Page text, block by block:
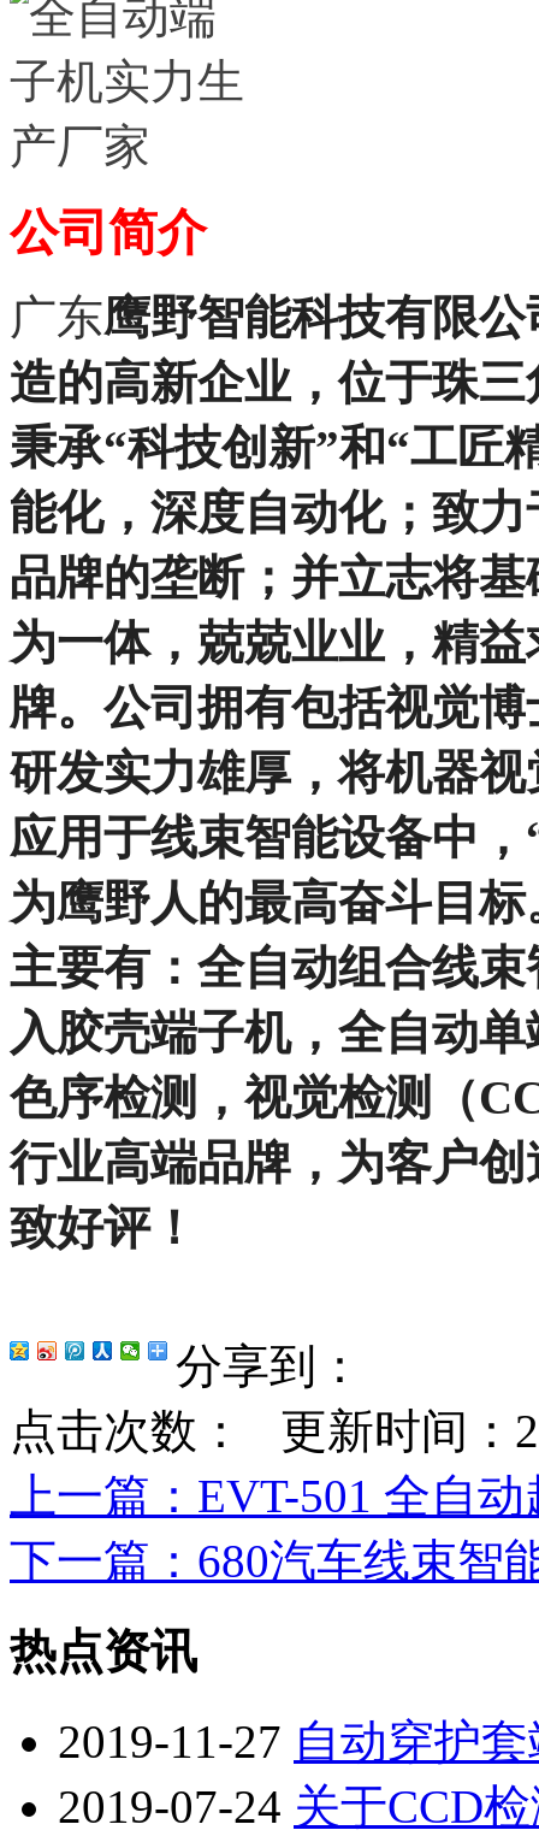
公司简介
广东鹰野智能科技有限
造的高新企业，位于珠
秉承“科技创新”和“工匠
能化，深度自动化；致
品牌的垄断；并立志将
为一体，兢兢业业，精
牌。公司拥有包括视觉
研发实力雄厚，将机器
应用于线束智能设备中
为鹰野人的最高奋斗目
主要有：全自动组合线
入胶壳端子机，全自动
色序检测，视觉检测（
行业高端品牌，为客户
致好评！
分享到：
点击次数：
更新时间：
上一篇 ：EVT-501 全自
下一篇 ：680汽车线束智
热点资讯
2019-11-27 自动穿护
2019-07-24 关于CCD